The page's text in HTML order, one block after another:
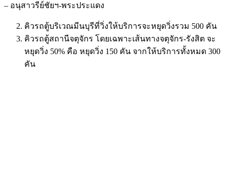
– อนุสาวรีย์ชัยฯ-พระประแดง
คิวรถตู้บริเวณมีนบุรีที่วิ่งให้บริการจะหยุดวิ่งรวม 500 คัน
คิวรถตู้สถานีจตุจักร โดยเฉพาะเส้นทางจตุจักร-รังสิต จะ
หยุดวิ่ง 50% คือ หยุดวิ่ง 150 คัน จากให้บริการทั้งหมด 300
คัน